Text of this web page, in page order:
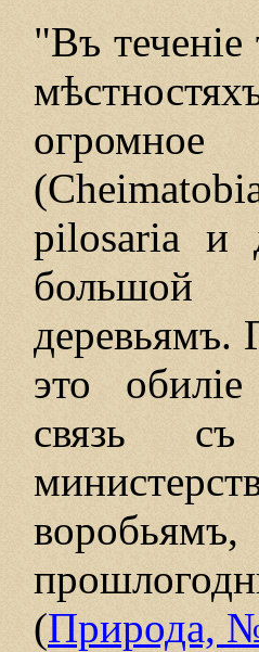
"Въ теченiе
огромное
pilosaria и
деревьямъ.
это
связь
(Природа,